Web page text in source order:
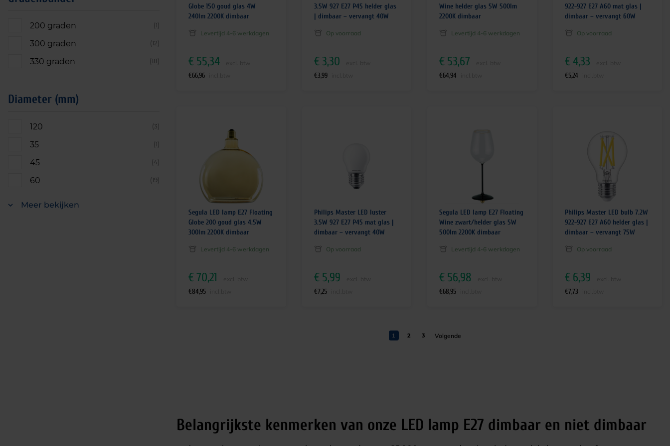
200 graden (1)
300 graden (12)
330 graden (18)
Diameter (mm)
120 (3)
35 (1)
45 (4)
60 (19)
Meer bekijken
Globe 150 goud glas 4W
240lm 2200K dimbaar
Levertijd 4-6 werkdagen
€ 55,34
€66,96
3.5W 927 E27 P45 helder glas
| dimbaar – vervangt 40W
Op voorraad
€ 3,30
€3,99
Wine helder glas 5W 500lm
2200K dimbaar
Levertijd 4-6 werkdagen
€ 53,67
€64,94
922-927 E27 A60 mat glas |
dimbaar – vervangt 60W
Op voorraad
€ 4,33
€5,24
Segula LED lamp E27 Floating
Globe 200 goud glas 4.5W
300lm 2200K dimbaar
Levertijd 4-6 werkdagen
€70,21
€84,95
Philips Master LED luster
3.5W 927 E27 P45 mat glas |
dimbaar – vervangt 40W
Op voorraad
€ 5,99
€7,25
Segula LED lamp E27 Floating
Wine zwart/helder glas 5W
500lm 2200K dimbaar
Levertijd 4-6 werkdagen
€ 56,98
€68,95
Philips Master LED bulb 7.2W
922-927 E27 A60 helder glas |
dimbaar – vervangt 75W
Op voorraad
€ 6,39
€7,73
1 2 3
Belangrijkste kenmerken van onze LED lamp E27 dimbaar en niet dimbaar